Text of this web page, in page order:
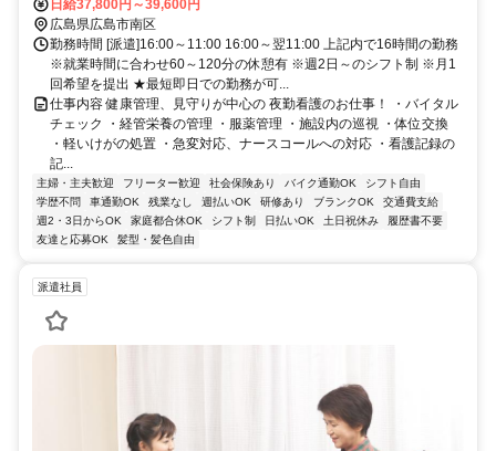
日給37,800円～39,600円
広島県広島市南区
勤務時間 [派遣]16:00～11:00 16:00～翌11:00 上記内で16時間の勤務
※就業時間に合わせ60～120分の休憩有 ※週2日～のシフト制 ※月1
回希望を提出 ★最短即日での勤務が可...
仕事内容 健康管理、見守りが中心の 夜勤看護のお仕事！ ・バイタル
チェック ・経管栄養の管理 ・服薬管理 ・施設内の巡視 ・体位交換
・軽いけがの処置 ・急変対応、ナースコールへの対応 ・看護記録の
記...
主婦・主夫歓迎 フリーター歓迎 社会保険あり バイク通勤OK
シフト自由
学歴不問
車通勤OK 残業なし 週払いOK 研修あり ブランクOK
交通費支給
週2・3日からOK
家庭都合休OK シフト制 日払いOK 土日祝休み
履歴書不要
友達と応募OK
髪型・髪色自由
派遣社員